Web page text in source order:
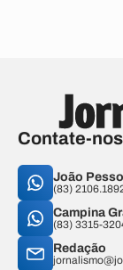
Contate-nos
João
(83)
Campina
(83) 3315-
Redação